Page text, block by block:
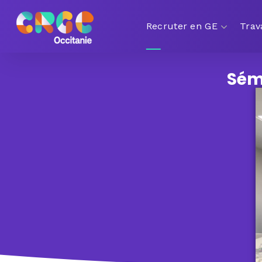
Recruter en GE